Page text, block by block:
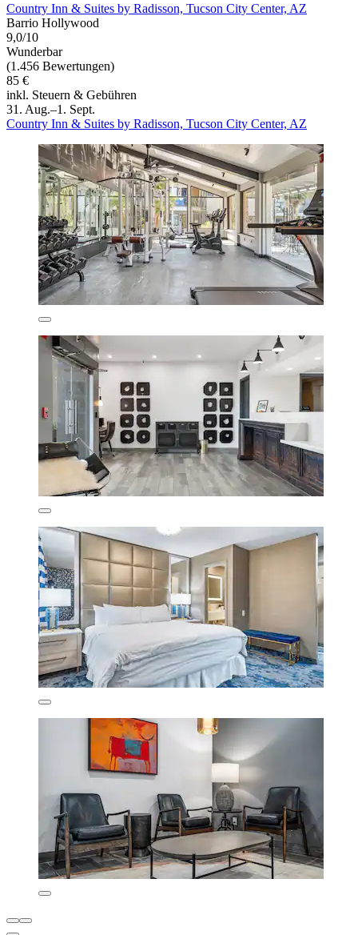
Country Inn & Suites by Radisson, Tucson City Center, AZ
Barrio Hollywood
9,0/10
Wunderbar
(1.456 Bewertungen)
85 €
inkl. Steuern & Gebühren
31. Aug.–1. Sept.
Country Inn & Suites by Radisson, Tucson City Center, AZ